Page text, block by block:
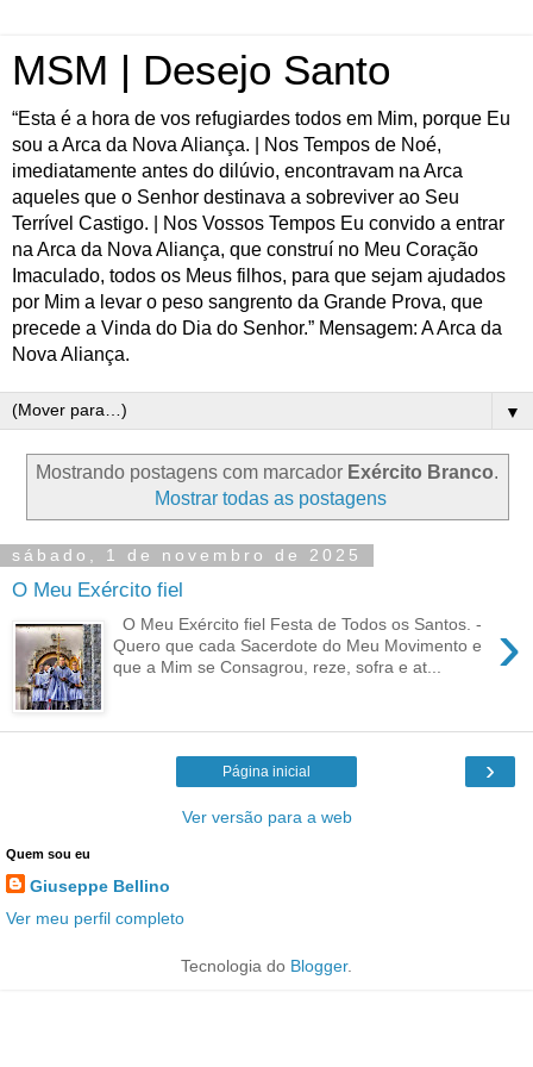
MSM | Desejo Santo
“Esta é a hora de vos refugiardes todos em Mim, porque Eu
sou a Arca da Nova Aliança. | Nos Tempos de Noé,
imediatamente antes do dilúvio, encontravam na Arca
aqueles que o Senhor destinava a sobreviver ao Seu
Terrível Castigo. | Nos Vossos Tempos Eu convido a entrar
na Arca da Nova Aliança, que construí no Meu Coração
Imaculado, todos os Meus filhos, para que sejam ajudados
por Mim a levar o peso sangrento da Grande Prova, que
precede a Vinda do Dia do Senhor.” Mensagem: A Arca da
Nova Aliança.
▼
Mostrando postagens com marcador Exército Branco.
Mostrar todas as postagens
sábado, 1 de novembro de 2025
O Meu Exército fiel
›
O Meu Exército fiel Festa de Todos os Santos. -
Quero que cada Sacerdote do Meu Movimento e
que a Mim se Consagrou, reze, sofra e at...
›
Página inicial
Ver versão para a web
Quem sou eu
Giuseppe Bellino
Ver meu perfil completo
Tecnologia do Blogger.